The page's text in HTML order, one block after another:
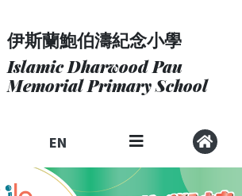
伊斯蘭鮑伯濤紀念小學
Islamic Dharwood Pau
Memorial Primary School
EN